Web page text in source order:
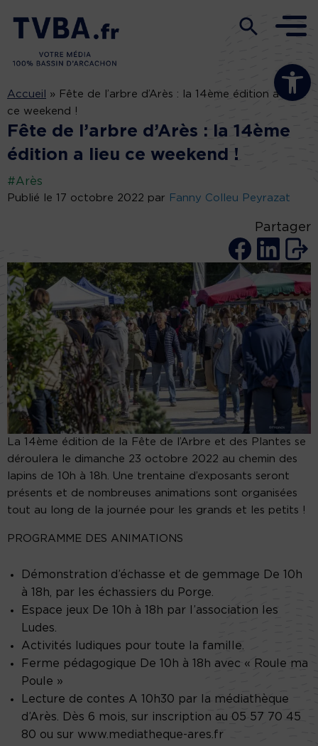
Ouvrir la
Accueil » Fête de l’arbre d’Arès : la 14ème édition a lieu
ce weekend !
Fête de l’arbre d’Arès : la 14ème
édition a lieu ce weekend !
#Arès
Publié le 17 octobre 2022 par Fanny Colleu Peyrazat
Partager
La 14ème édition de la Fête de l’Arbre et des Plantes se
déroulera le dimanche 23 octobre 2022 au chemin des
lapins de 10h à 18h. Une trentaine d’exposants seront
présents et de nombreuses animations sont organisées
tout au long de la journée pour les grands et les petits !
PROGRAMME DES ANIMATIONS
Démonstration d’échasse et de gemmage De 10h
à 18h, par les échassiers du Porge.
Espace jeux De 10h à 18h par l’association les
Ludes.
Activités ludiques pour toute la famille.
Ferme pédagogique De 10h à 18h avec « Roule ma
Poule »
Lecture de contes A 10h30 par la médiathèque
d’Arès. Dès 6 mois, sur inscription au 05 57 70 45
80 ou sur www.mediatheque-ares.fr